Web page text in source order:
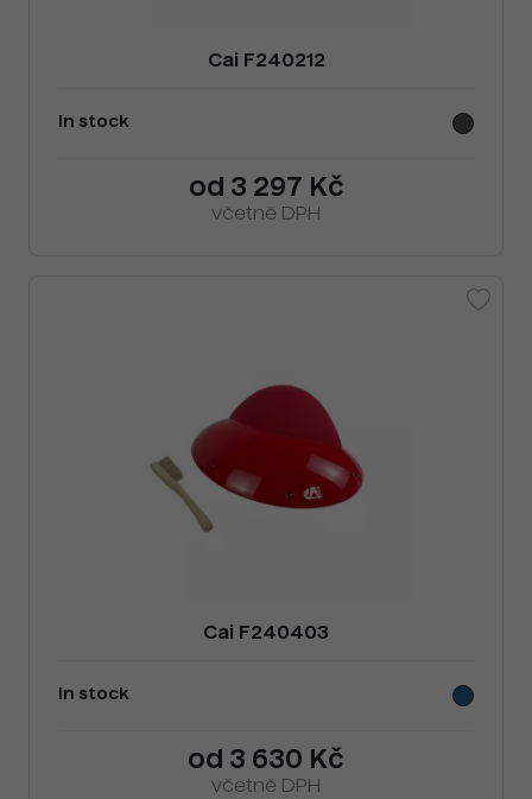
Cai F240212
In stock
od 3 297 Kč
včetně DPH
Cai F240403
In stock
od 3 630 Kč
včetně DPH